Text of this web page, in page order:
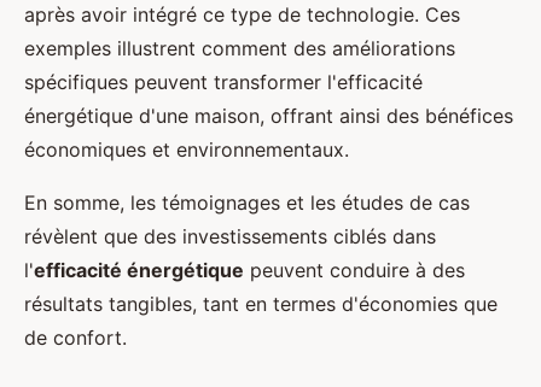
après avoir intégré ce type de technologie. Ces
exemples illustrent comment des améliorations
spécifiques peuvent transformer l'efficacité
énergétique d'une maison, offrant ainsi des bénéfices
économiques et environnementaux.
En somme, les témoignages et les études de cas
révèlent que des investissements ciblés dans
l'efficacité énergétique peuvent conduire à des
résultats tangibles, tant en termes d'économies que
de confort.